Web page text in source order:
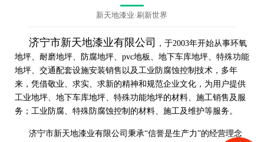
新天地漆业·刷新世界
济宁市新天地漆业有限公司
，于2003年开始从事环氧
地坪、耐磨地坪、防腐地坪、pvc地板、地下车库地坪、特殊功能
地坪、交通配套设施安装销售以及工业防腐蚀控制技术，多年
来，凭借敬业、求实、求新的精神和规范企业文化，为用户提供
工业地坪、地下车库地坪、特殊功能地坪的材料、施工销售及服
务；工业防腐、特殊防腐蚀控制的材料、施工及维护等服务。
济宁市新天地漆业有限公司秉承“信誉是生产力”的经营理念